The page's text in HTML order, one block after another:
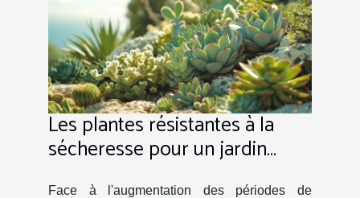
Les plantes résistantes à la
sécheresse pour un jardin
Face à l'augmentation des périodes de